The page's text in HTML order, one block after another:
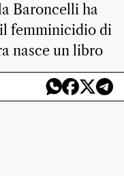
Baroncelli ha
femminicidio di
nasce un libro